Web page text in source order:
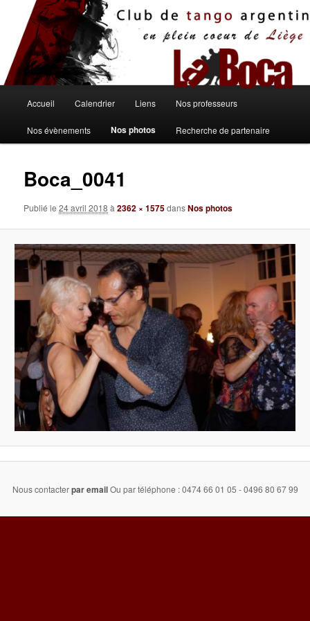
contenu
principal
principal
Accueil Calendrier Liens Nos professeurs
Nos évènements Nos photos Recherche de partenaire
Boca_0041
Publié le24 avril 2018 à2362 × 1575dansNos photos
Nous contacterpar emailOu par téléphone : 0474 66 01 05 - 0496 80 67 99